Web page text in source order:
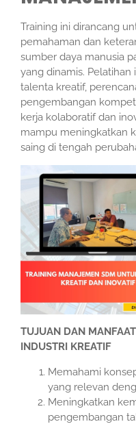
Training ini dirancang
pemahaman dan
sumber daya manusia
yang dinamis.
talenta kreatif,
pengembangan
kerja kolaboratif dan
mampu meningkatkan
saing di tengah
TUJUAN DAN
INDUSTRI KREATIF
Memahami
yang relevan
Meningkatkan
pengembangan